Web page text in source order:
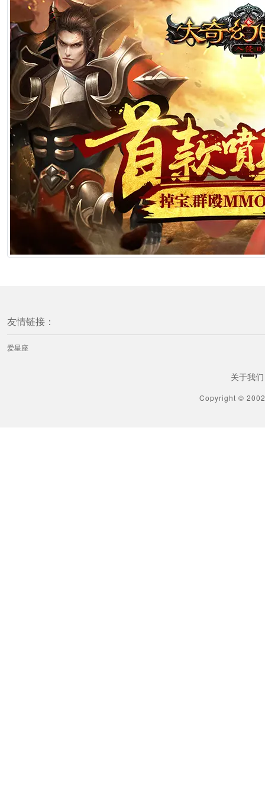
友情链接：
爱星座
关于我们
Copyright ©